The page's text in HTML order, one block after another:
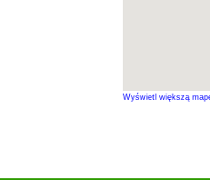
Wyświetl większą